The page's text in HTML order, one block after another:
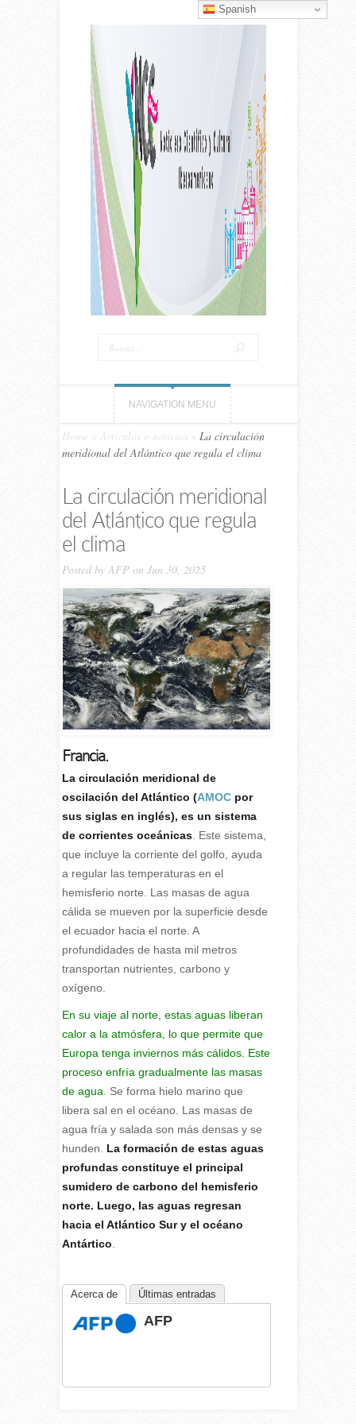
NAVIGATION MENU
Home Artículos o noticias
La circulación
meridional del Atlántico que regula el clima
La circulación meridional
del Atlántico que regula
el clima
Posted by AFPon Jun 30, 2025
Francia.
La circulación meridional de
oscilación del Atlántico (AMOCpor
sus siglas en inglés), es un sistema
de corrientes oceánicas. Este sistema,
que incluye la corriente del golfo, ayuda
a regular las temperaturas en el
hemisferio norte. Las masas de agua
cálida se mueven por la superficie desde
el ecuador hacia el norte. A
profundidades de hasta mil metros
transportan nutrientes, carbono y
oxígeno.
En su viaje al norte, estas aguas liberan
calor a la atmósfera, lo que permite que
Europa tenga inviernos más cálidos. Este
proceso enfría gradualmente las masas
de agua . Se forma hielo marino que
libera sal en el océano. Las masas de
agua fría y salada son más densas y se
hunden. La formación de estas aguas
profundas constituye el principal
sumidero de carbono del hemisferio
norte. Luego, las aguas regresan
hacia el Atlántico Sur y el océano
Antártico
Acerca de Últimas entradas
AFP
Spanish